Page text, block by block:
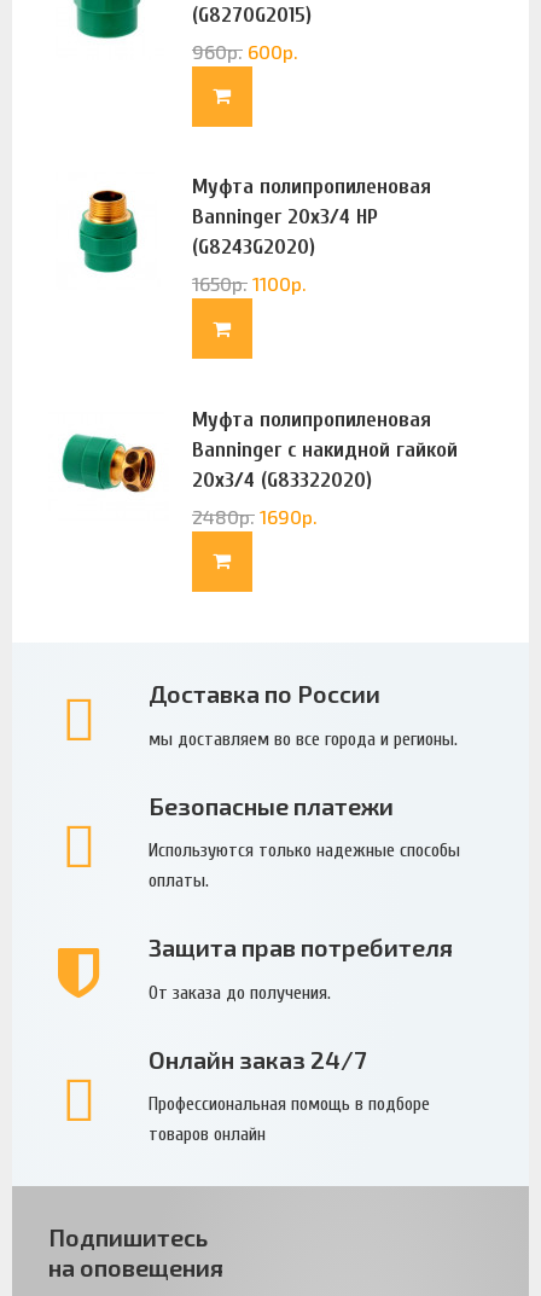
(G8270G2015)
960р. 600р.
Муфта полипропиленовая
Banninger 20х3/4 НР
(G8243G2020)
1650р. 1100р.
Муфта полипропиленовая
Banninger с накидной гайкой
20х3/4 (G83322020)
2480р. 1690р.
Доставка по России
мы доставляем во все города и регионы.
Безопасные платежи
Используются только надежные способы
оплаты.
Защита прав потребителя
От заказа до получения.
Онлайн заказ 24/7
Профессиональная помощь в подборе
товаров онлайн
Подпишитесь
на оповещения